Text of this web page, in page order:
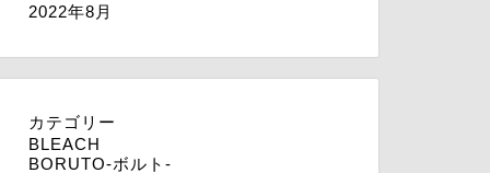
2022年8月
カテゴリー
BLEACH
BORUTO-ボルト-